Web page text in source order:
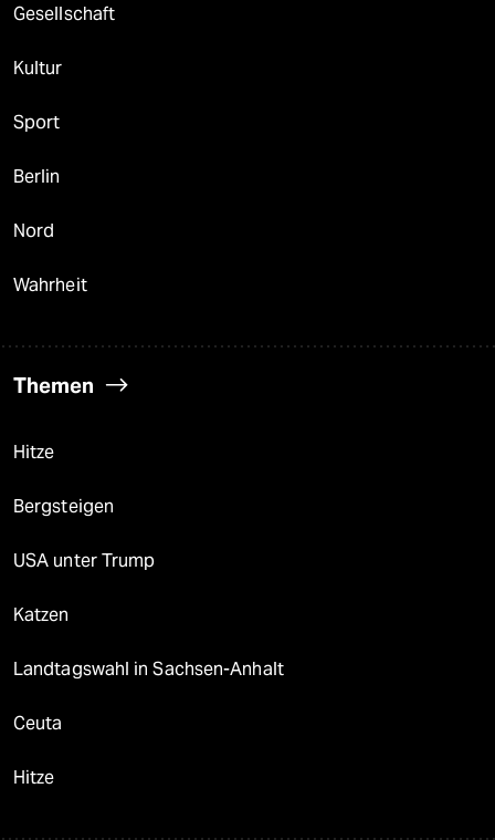
Gesellschaft
Kultur
Sport
Berlin
Nord
Wahrheit
Themen
Hitze
Bergsteigen
USA unter Trump
Katzen
Landtagswahl in Sachsen-Anhalt
Ceuta
Hitze